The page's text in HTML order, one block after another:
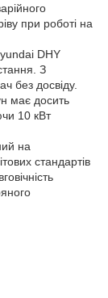
при роботі на
DHY
З
без досвіду.
має досить
10 кВт
на
стандартів